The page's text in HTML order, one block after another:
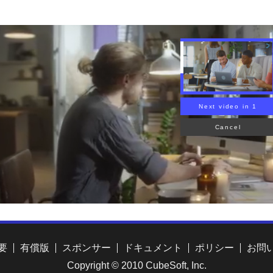
有償版 スポンサー ドキュメント ポリシー
お問
Copyright © 2010 CubeSoft, Inc.